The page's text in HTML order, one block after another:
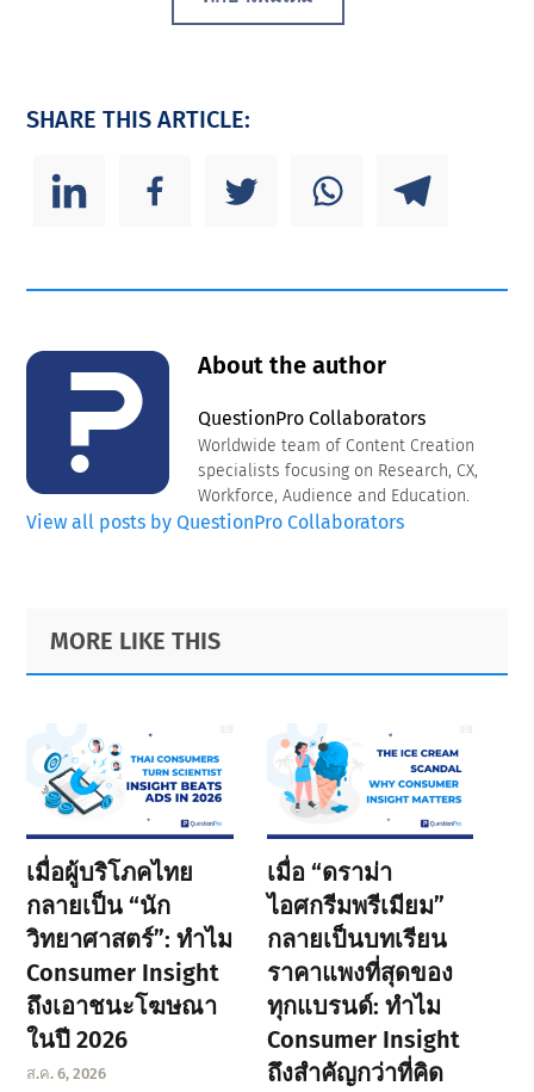
SHARE THIS ARTICLE:
About the author
QuestionPro Collaborators
Worldwide team of Content Creation
specialists focusing on Research, CX,
Workforce, Audience and Education.
View all posts by QuestionPro Collaborators
Primary
Sidebar
Footer
MORE LIKE THIS
เมื่อผู้บริโภคไทย
กลายเป็น “นัก
วิทยาศาสตร์”: ทำไม
Consumer Insight
ถึงเอาชนะโฆษณา
ในปี 2026
ส.ค. 6, 2026
เมื่อ “ดราม่า
ไอศกรีมพรีเมียม”
กลายเป็นบทเรียน
ราคาแพงที่สุดของ
ทุกแบรนด์: ทำไม
Consumer Insight
ถึงสำคัญกว่าที่คิด